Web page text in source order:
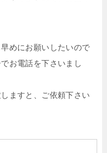
めにお願いしたいので
お電話を下さいまし
ますと、ご依頼下さい